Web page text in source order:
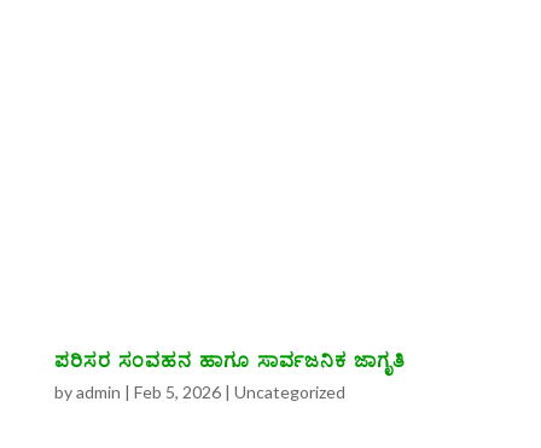
ಪರಿಸರ ಸಂವಹನ ಹಾಗೂ ಸಾರ್ವಜನಿಕ ಜಾಗೃತಿ
byadmin | Feb 5, 2026| Uncategorized